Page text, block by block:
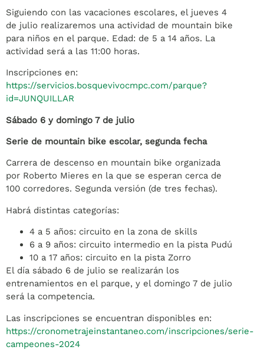
Siguiendo con las vacaciones escolares, el jueves 4
de julio realizaremos una actividad de mountain bike
para niños en el parque. Edad: de 5 a 14 años. La
actividad será a las 11:00 horas.
Inscripciones en:
https://servicios.bosquevivocmpc.com/parque?
id=JUNQUILLAR
Sábado 6 y domingo 7 de julio
Serie de mountain bike escolar, segunda fecha
Carrera de descenso en mountain bike organizada
por Roberto Mieres en la que se esperan cerca de
100 corredores. Segunda versión (de tres fechas).
Habrá distintas categorías:
4 a 5 años: circuito en la zona de skills
6 a 9 años: circuito intermedio en la pista Pudú
10 a 17 años: circuito en la pista Zorro
El día sábado 6 de julio se realizarán los
entrenamientos en el parque, y el domingo 7 de julio
será la competencia.
Las inscripciones se encuentran disponibles en:
https://cronometrajeinstantaneo.com/inscripciones/serie-
campeones-2024